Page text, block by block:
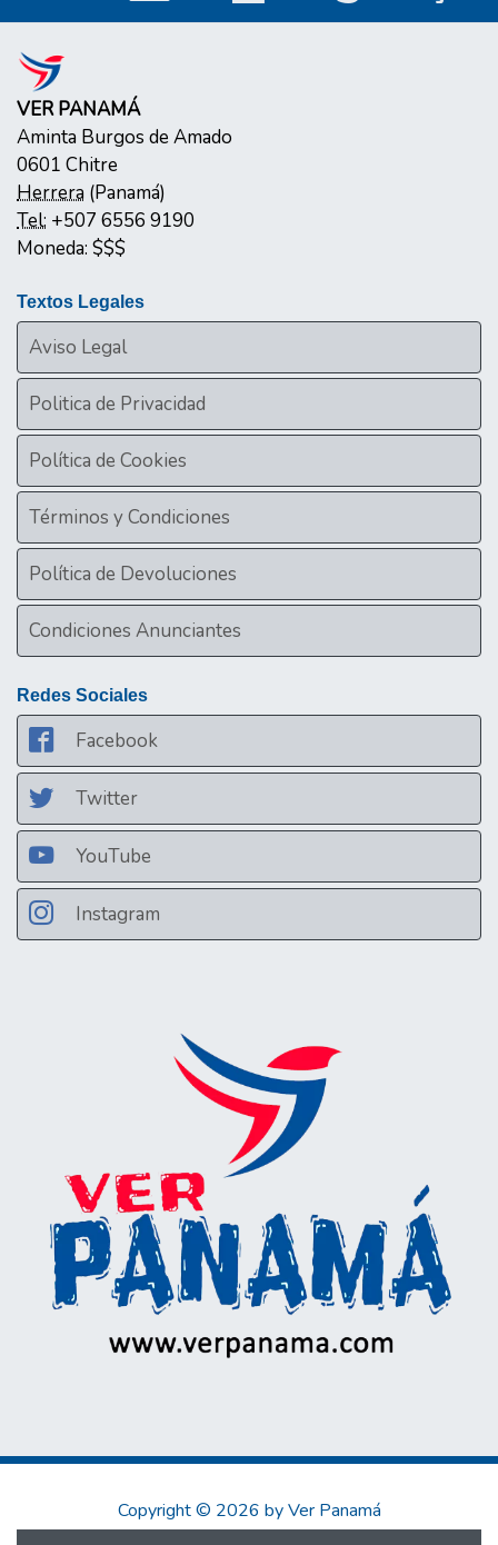
VER PANAMÁ
Aminta Burgos de Amado
0601 Chitre
Herrera (Panamá)
Tel: +507 6556 9190
Moneda: $$$
Textos Legales
Aviso Legal
Politica de Privacidad
Política de Cookies
Términos y Condiciones
Política de Devoluciones
Condiciones Anunciantes
Redes Sociales
Facebook
Twitter
YouTube
Instagram
Copyright © 2026 by Ver Panamá